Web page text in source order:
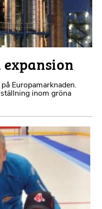
Europamarknaden.
inom gröna